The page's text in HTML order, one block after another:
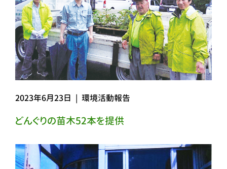
2023年6月23日 | 環境活動報告
どんぐりの苗木52本を提供